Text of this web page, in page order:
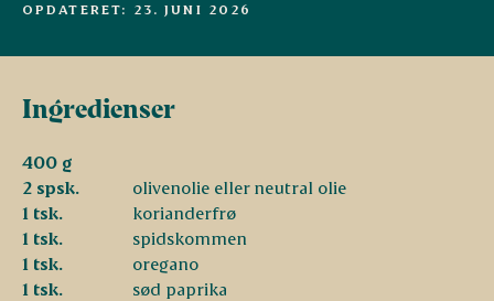
OPDATERET: 23. JUNI 2026
Ingredienser
400 g
2 spsk.
olivenolie eller neutral olie
1 tsk.
korianderfrø
1 tsk.
spidskommen
1 tsk.
oregano
1 tsk.
sød paprika